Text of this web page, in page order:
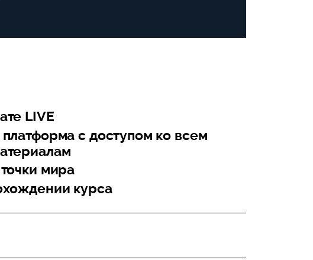
LIVE
платформа с доступом ко всем
мира
курса